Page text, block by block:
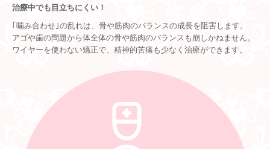
治療中でも目立ちにくい！
｢噛み合わせ｣の乱れは、骨や筋肉のバランスの成長を阻害します。
アゴや歯の問題から体全体の骨や筋肉のバランスも崩しかねません。
ワイヤーを使わない矯正で、精神的苦痛も少なく治療ができます。